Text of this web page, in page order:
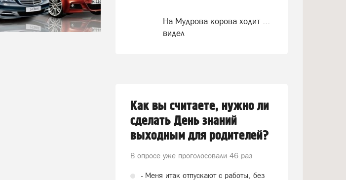
На Мудрова корова ходит ...
видел
Как вы считаете, нужно ли
сделать День знаний
выходным для родителей?
В опросе уже проголосовали 46 раз
- Меня итак отпускают с работы, без